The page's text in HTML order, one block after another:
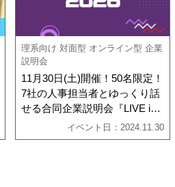
理系向け 対面型 オンライン型 企業
説明会
11月30日(土)開催！50名限定！
7社の人事担当者とゆっくり話
せる合同企業説明会『LIVE in
九州2026』イベント日：2024.11.30